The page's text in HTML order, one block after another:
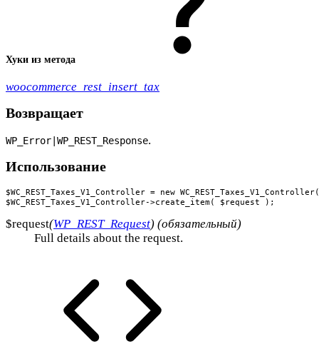
Хуки из метода
woocommerce_rest_insert_tax
Возвращает
WP_Error|WP_REST_Response.
Использование
$WC_REST_Taxes_V1_Controller = new
$WC_REST_Taxes_V1_Controller->create_item( $request );
$request(WP_REST_Request) (обязательный)
Full details about the request.